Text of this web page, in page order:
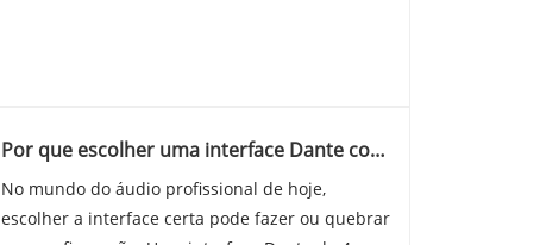
Por que escolher uma interface Dante com
No mundo do áudio profissional de hoje,
escolher a interface certa pode fazer ou quebrar